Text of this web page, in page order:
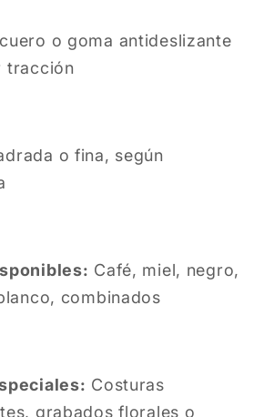
o goma antideslizante
tracción
o fina, según
Café, miel, negro,
combinados
Costuras
grabados florales o